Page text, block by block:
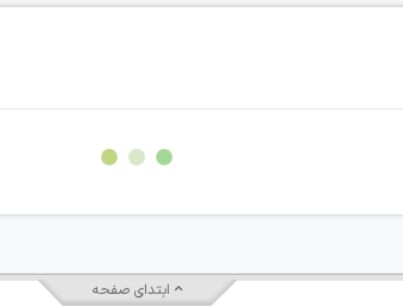
غیر مجاز می باشد.
جمعی و چه فردی توسط کاربران سایت وجود ندارد.
ابتدای صفحه